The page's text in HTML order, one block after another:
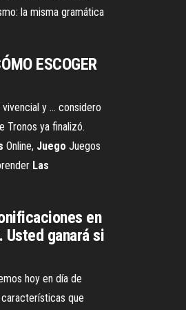
la misma gramática
ESCOGER
y ... considero
Tronos ya finalizó.
Online, Juego Juegos
Las
en
ganará si
hoy en día de
que